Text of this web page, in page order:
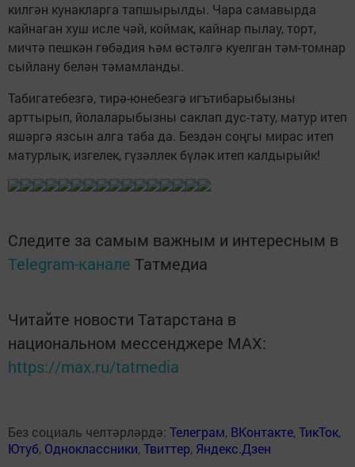
килгән кунакларга тапшырылды. Чара самавырда
кайнаган хуш исле чәй, коймак, кайнар пылау, торт,
мичтә пешкән гөбәдия һәм өстәлгә куелган тәм-томнар
сыйлану белән тәмамланды.
Табигатебезгә, тирә-юнебезгә игътибарыбызны
арттырып, йолаларыбызны саклап дус-тату, матур итеп
яшәргә язсын алга таба да. Бездән соңгы мирас итеп
матурлык, изгелек, гүзәллек бүләк итеп калдырыйк!
Следите за самым важным и интересным в
Telegram-канале Татмедиа
Читайте новости Татарстана в
национальном мессенджере MАХ:
https://max.ru/tatmedia
Без социаль челтәрләрдә: Телеграм, ВКонтакте,ТикТок,
Ютуб, Одноклассники,Твиттер, Яндекс.Дзен